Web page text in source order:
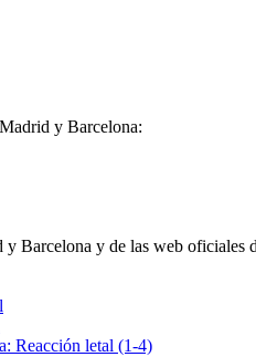
y Barcelona:
Barcelona y de las web oficiales
Reacción letal (1-4)